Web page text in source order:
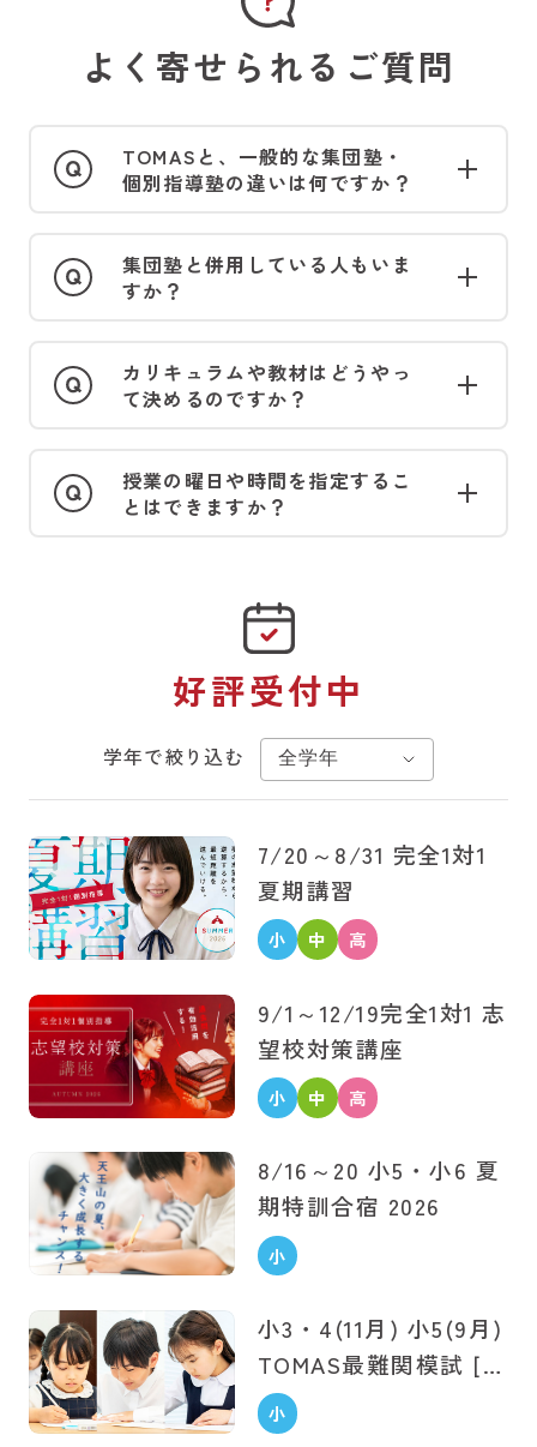
よく寄せられるご質問
TOMASと、一般的な集団塾・
個別指導塾の違いは何ですか？
集団塾と併用している人もいま
すか？
カリキュラムや教材はどうやっ
て決めるのですか？
授業の曜日や時間を指定するこ
とはできますか？
好評受付中
学年で絞り込む
7/20～8/31 完全1対1
夏期講習
小
生
中
生
高
生
9/1～12/19完全1対1 志
望校対策講座
小
生
中
生
高
生
8/16～20 小5・小6 夏
期特訓合宿 2026
小
生
小3・4(11月) 小5(9月)
TOMAS最難関模試 [無
料]
小